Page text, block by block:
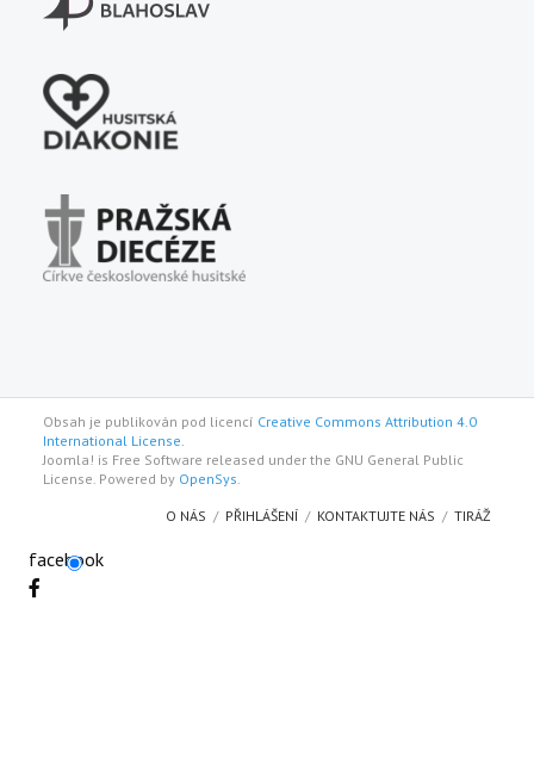
Obsah je publikován pod licencí Creative Commons Attribution 4.0
International License.
Joomla! is Free Software released under the GNU General Public
License. Powered by OpenSys.
O NÁS PŘIHLÁŠENÍ KONTAKTUJTE NÁS TIRÁŽ
facebook